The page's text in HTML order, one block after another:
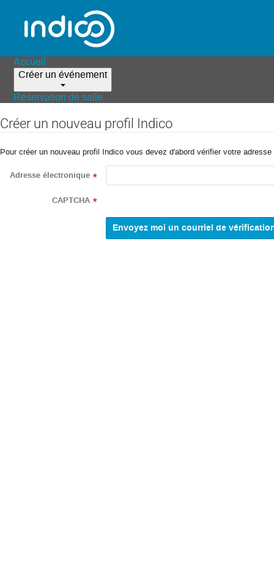
Accueil
Créer un événement
Réservation de salle
Créer un nouveau profil Indico
Pour créer un nouveau profil Indico vous devez d'abord vérifier votre
Adresse électronique *
CAPTCHA *